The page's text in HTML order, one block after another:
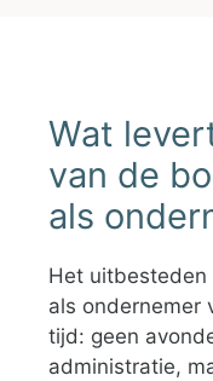
Wat
van de
als
Het uitbesteden
als ondernemer
tijd: geen
administratie,